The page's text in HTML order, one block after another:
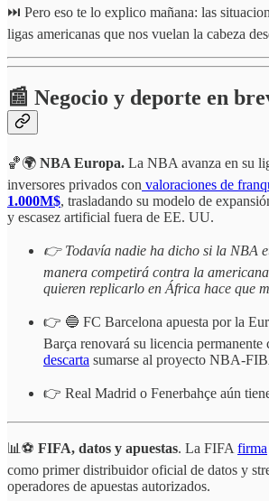
⏭️ Pero eso te lo explico mañana: las
ligas americanas que nos vuelan la cabeza
📰 Negocio y deporte en
🏀🌍 NBA Europa. La NBA avanza en su
inversores privados con valoraciones de
1.000M$, trasladando su modelo de
y escasez artificial fuera de EE. UU.
👉 Todavía nadie ha dicho si la NBA
manera competirá contra la
quieren replicarlo en África hace que
👉 🔵 FC Barcelona apuesta por la
Barça renovará su licencia
descarta sumarse al proyecto NBA-
👉 Real Madrid o Fenerbahçe aún
📊⚽ FIFA, datos y apuestas. La FIFA firma
como primer distribuidor oficial de datos y
operadores de apuestas autorizados.